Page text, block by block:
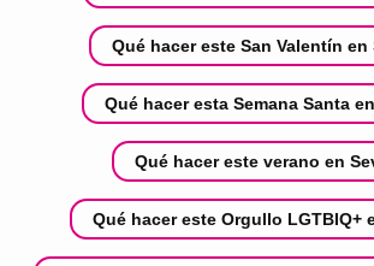
Qué hacer este San Valentín en
Qué hacer esta Semana Santa
Qué hacer este verano en
Qué hacer este Orgullo LGTBIQ+